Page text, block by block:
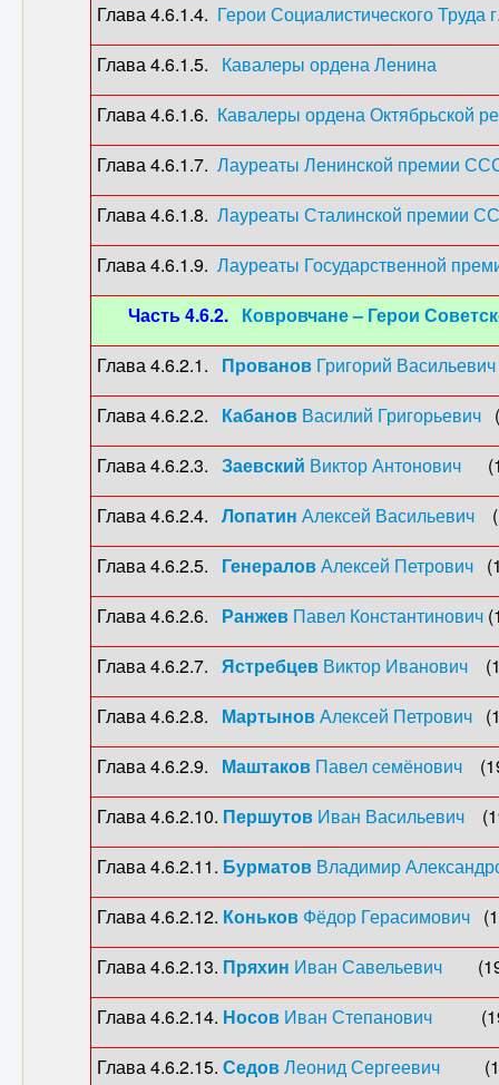
Глава 4.6.1.4. Герои Социалистического Труда
Глава 4.6.1.5. Кавалеры ордена Ленина
Глава 4.6.1.6. Кавалеры ордена Октябрьской
Глава 4.6.1.7. Лауреаты Ленинской премии
Глава 4.6.1.8. Лауреаты Сталинской премии
Глава 4.6.1.9. Лауреаты Государственной
Часть 4.6.2. Ковровчане – Герои
Глава 4.6.2.1. Прованов Григорий Васильевич
Глава 4.6.2.2. Кабанов Василий Григорьевич
Глава 4.6.2.3. Заевский Виктор Антонович
Глава 4.6.2.4. Лопатин Алексей Васильевич
Глава 4.6.2.5. ГенераловАлексей Петрович
Глава 4.6.2.6. Ранжев Павел Константинович
Глава 4.6.2.7. Ястребцев Виктор Иванович
Глава 4.6.2.8. МартыновАлексей Петрович
Глава 4.6.2.9. Маштаков Павел семёнович
Глава 4.6.2.10. Першутов Иван Васильевич
Глава 4.6.2.11. Бурматов Владимир
Глава 4.6.2.12. Коньков Фёдор Герасимович
Глава 4.6.2.13. Пряхин Иван Савельевич
Глава 4.6.2.14. Носов Иван Степанович
Глава 4.6.2.15. СедовЛеонид Сергеевич